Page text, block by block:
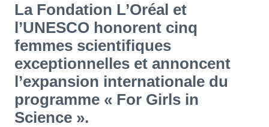
La Fondation L’Oréal et
l’UNESCO honorent cinq
femmes scientifiques
exceptionnelles et annoncent
l’expansion internationale du
programme « For Girls in
Science ».